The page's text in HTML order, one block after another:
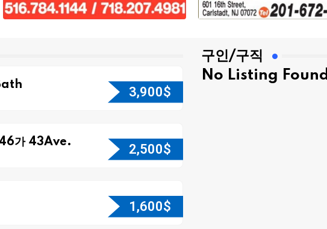
3,900$
46가 43Ave. 2,500$
1,600$
구인/구직
No Listing